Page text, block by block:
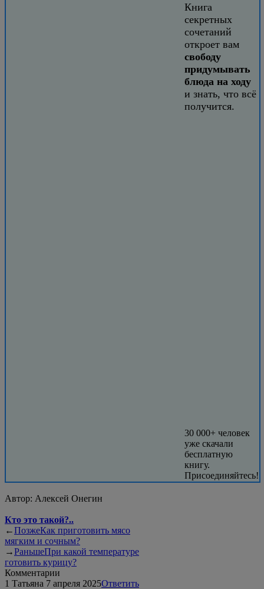
Книга
секретных
сочетаний
откроет вам
свободу
придумывать
блюда на ходу
и знать, что всё
получится.
30 000+ человек
уже скачали
бесплатную
книгу.
Присоединяйтесь!
Автор: Алексей Онегин
Кто это такой?..
←ПозжеКак приготовить мясо
мягким и сочным?
→РаньшеПри какой температуре
готовить курицу?
Комментарии
1 Татьяна 7 апреля 2025Ответить